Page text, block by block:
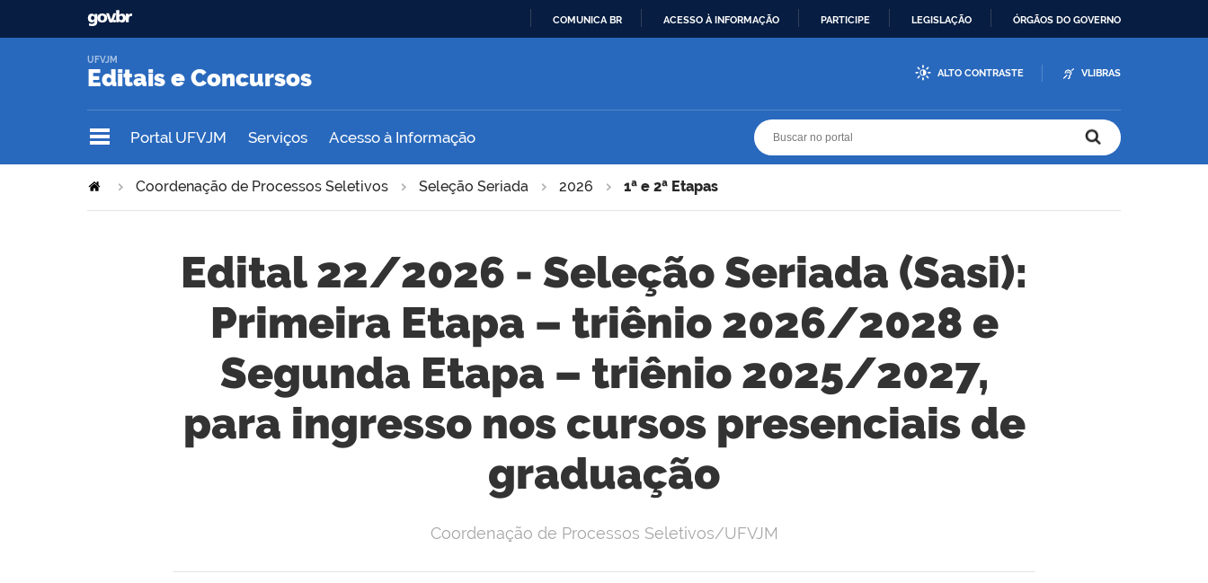
COMUNICA BR ACESSO À INFORMAÇÃO PARTICIPE LEGISLAÇÃO ÓRGÃOS DO GOVERNO
Editais e Concursos
UFVJM
ALTO CONTRASTE VLIBRAS
Portal UFVJM Serviços Acesso à Informação
Coordenação de Processos Seletivos Seleção Seriada 2026 1ª e 2ª Etapas
Edital 22/2026 - Seleção Seriada (Sasi):
Primeira Etapa – triênio 2026/2028 e
Segunda Etapa – triênio 2025/2027,
para ingresso nos cursos presenciais de
graduação
Coordenação de Processos Seletivos/UFVJM